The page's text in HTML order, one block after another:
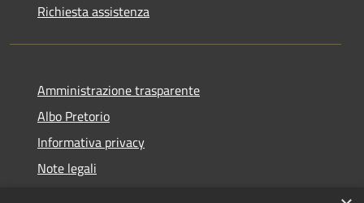
Richiesta assistenza
Amministrazione trasparente
Albo Pretorio
Informativa privacy
Note legali